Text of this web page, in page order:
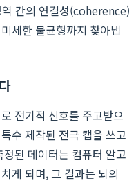
간의 연결성(coherence)
세한 불균형까지 찾아냅
전기적 신호를 주고받으
수 제작된 전극 캡을 쓰고
된 데이터는 컴퓨터 알고
게 되며, 그 결과는 뇌의